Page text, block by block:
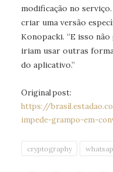
modificação no
criar uma versão
Konopacki. “E isso
iriam usar outras
do aplicativo.”
Original post:
https://
impede-grampo-em-
cryptography